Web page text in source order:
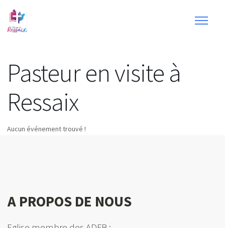
Pasteur en visite à
Ressaix
Aucun événement trouvé !
A PROPOS DE NOUS